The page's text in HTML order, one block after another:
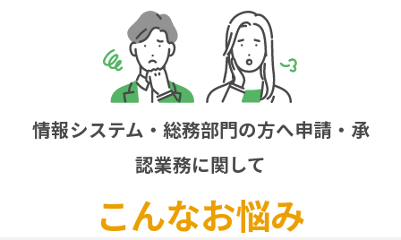
情報システム・総務部門の方へ申請・承
認業務に関して
こんなお悩み